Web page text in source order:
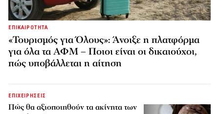
ΕΠΙΚΑΙΡΟΤΗΤΑ
«Τουρισμός για Όλους»: Άνοιξε η πλατφόρμα
για όλα τα ΑΦΜ – Ποιοι είναι οι δικαιούχοι,
πώς υποβάλλεται η αίτηση
ΕΠΙΧΕΙΡΗΣΕΙΣ
Πώς θα αξιοποιηθούν τα ακίνητα των